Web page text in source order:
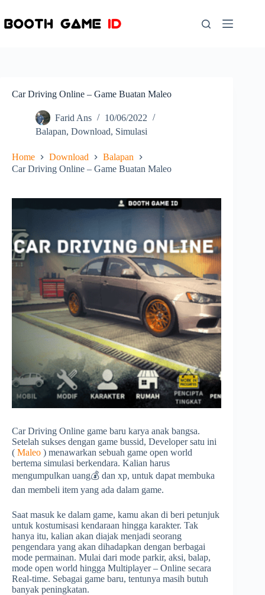
content
Car Driving Online – Game Buatan Maleo
Farid Ans
10/06/2022
Balapan, Download, Simulasi
Home Download
Balapan
Car Driving Online – Game Buatan Maleo
Car Driving Online game baru karya anak bangsa.
Setelah sukses dengan game bussid, Developer satu ini
( Maleo ) menawarkan sebuah game open world
bertema simulasi berkendara. Kalian harus
mengumpulkan uang💰 dan xp, untuk dapat membuka
dan membeli item yang ada dalam game.
Saat masuk ke dalam game, kamu akan di beri petunjuk
untuk kostumisasi kendaraan hingga karakter. Tak
hanya itu, kalian akan diajak menjadi seorang
pengendara yang akan dihadapkan dengan berbagai
mode permainan. Mulai dari mode parkir, aksi, balap,
mode open world hingga Multiplayer – Online secara
Real-time. Sebagai game baru, tentunya masih butuh
banyak peningkatan.